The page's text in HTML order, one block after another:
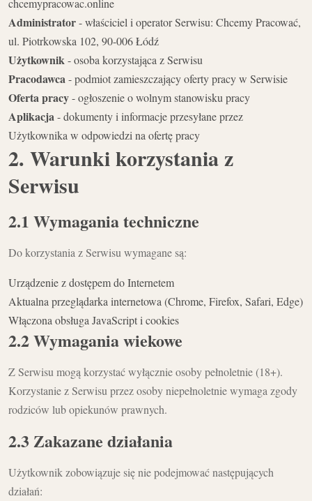
chcemypracowac.online
Administrator- właściciel i operator Serwisu: Chcemy Pracować,
ul. Piotrkowska 102, 90-006 Łódź
Użytkownik- osoba korzystająca z Serwisu
Pracodawca- podmiot zamieszczający oferty pracy w Serwisie
Oferta pracy- ogłoszenie o wolnym stanowisku pracy
Aplikacja- dokumenty i informacje przesyłane przez
Użytkownika w odpowiedzi na ofertę pracy
2. Warunki korzystania z
Serwisu
2.1 Wymagania techniczne
Do korzystania z Serwisu wymagane są:
Urządzenie z dostępem do Internetem
Aktualna przeglądarka internetowa (Chrome, Firefox, Safari, Edge)
Włączona obsługa JavaScript i cookies
2.2 Wymagania wiekowe
Z Serwisu mogą korzystać wyłącznie osoby pełnoletnie (18+).
Korzystanie z Serwisu przez osoby niepełnoletnie wymaga zgody
rodziców lub opiekunów prawnych.
2.3 Zakazane działania
Użytkownik zobowiązuje się nie podejmować następujących
działań: